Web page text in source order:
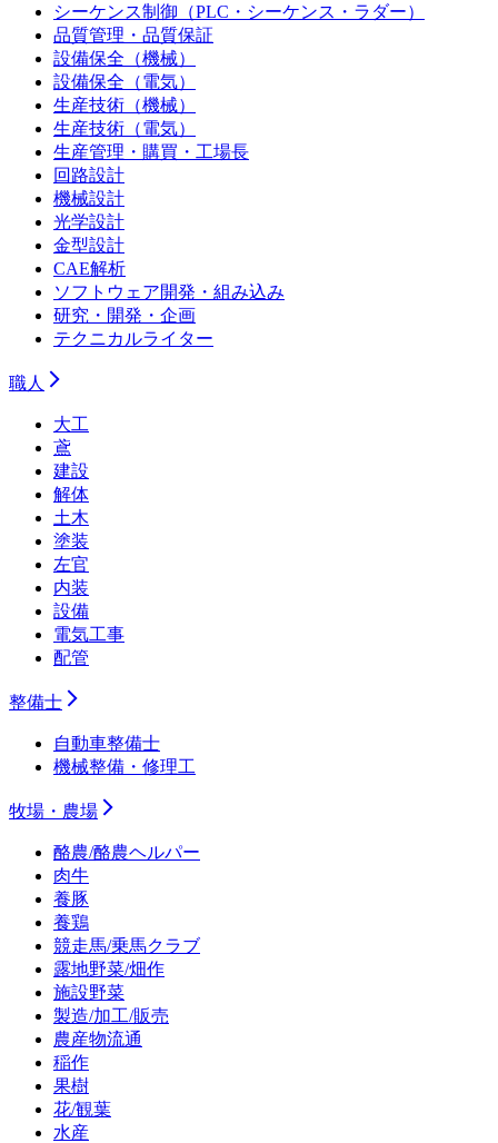
シーケンス制御（PLC・シーケンス・ラダー）
品質管理・品質保証
設備保全（機械）
設備保全（電気）
生産技術（機械）
生産技術（電気）
生産管理・購買・工場長
回路設計
機械設計
光学設計
金型設計
CAE解析
ソフトウェア開発・組み込み
研究・開発・企画
テクニカルライター
職人
大工
鳶
建設
解体
土木
塗装
左官
内装
設備
電気工事
配管
整備士
自動車整備士
機械整備・修理工
牧場・農場
酪農/酪農ヘルパー
肉牛
養豚
養鶏
競走馬/乗馬クラブ
露地野菜/畑作
施設野菜
製造/加工/販売
農産物流通
稲作
果樹
花/観葉
水産